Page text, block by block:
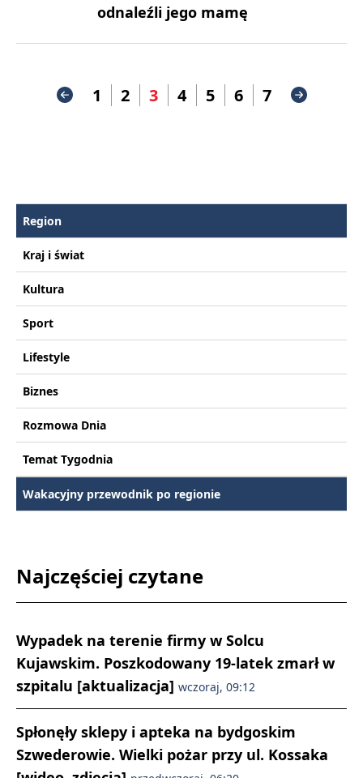
odnaleźli jego mamę
1 2 3 4 5 6 7
Region
Kraj i świat
Kultura
Sport
Lifestyle
Biznes
Rozmowa Dnia
Temat Tygodnia
Wakacyjny przewodnik po regionie
Najczęściej czytane
Wypadek na terenie firmy w Solcu
Kujawskim. Poszkodowany 19-latek zmarł w
szpitalu [aktualizacja] wczoraj, 09:12
Spłonęły sklepy i apteka na bydgoskim
Szwederowie. Wielki pożar przy ul. Kossaka